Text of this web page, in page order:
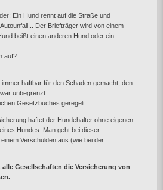
Ein Hund rennt auf die Straße und
Der Briefträger wird von einem
beißt einen anderen Hund oder ein
auf?
haftbar für den Schaden gemacht, den
unbegrenzt.
Gesetzbuches geregelt.
haftet der Hundehalter ohne eigenen
Hundes. Man geht bei dieser
Verschulden aus (wie bei der
Gesellschaften die Versicherung von